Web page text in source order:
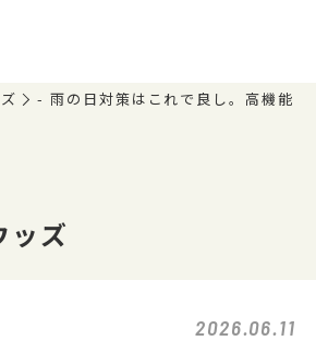
- 雨の日対策はこれで良し。高機能
ッズ
2026.06.11